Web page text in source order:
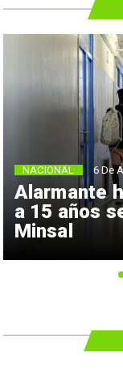
Alarmante
a 15 años
Minsal
NACIONAL 6 De